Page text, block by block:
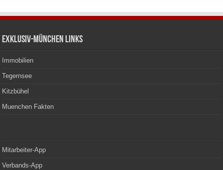
Exklusiv-München Links
Immobilien
Tegernsee
Kitzbühel
Muenchen Fakten
Mitarbeiter-App
Verbands-App